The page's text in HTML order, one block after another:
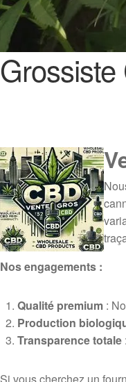
Nos engagements :
Qualité premium :
Production
Transparence totale
Si vous cherchez un